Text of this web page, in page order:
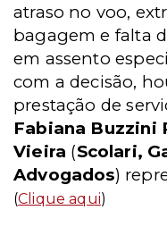
atraso no voo,
bagagem e falta
em assento
com a decisão,
prestação de
Fabiana Buzzini
Vieira (Scolari,
Advogados)
(Clique aqui)